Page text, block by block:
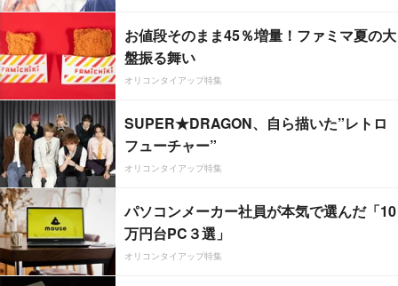
お値段そのまま45％増量！ファミマ夏の大
盤振る舞い
オリコンタイアップ特集
SUPER★DRAGON、自ら描いた”レトロ
フューチャー”
オリコンタイアップ特集
パソコンメーカー社員が本気で選んだ「10
万円台PC３選」
オリコンタイアップ特集